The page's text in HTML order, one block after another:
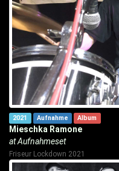
2021 Aufnahme Album
Mieschka Ramone
at Aufnahmeset
Friseur Lockdown 2021